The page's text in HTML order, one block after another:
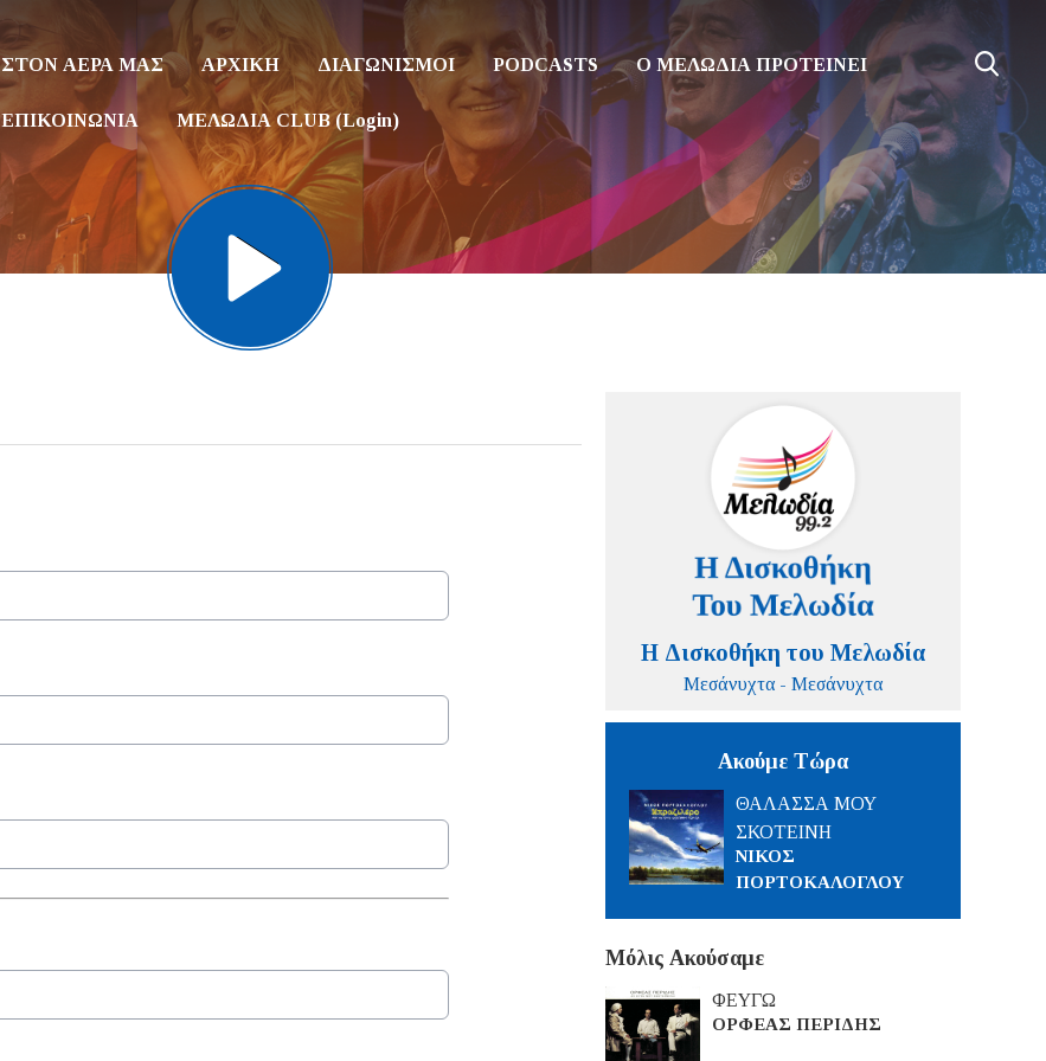
ΣΤΟΝ ΑΕΡΑ ΜΑΣ ΑΡΧΙΚΗ ΔΙΑΓΩΝΙΣΜΟΙ PODCASTS Ο ΜΕΛΩΔΙΑ ΠΡΟΤΕΙΝΕΙ
ΕΠΙΚΟΙΝΩΝΙΑ ΜΕΛΩΔΙΑ CLUB (Login)
Η Δισκοθήκη του Μελωδία
Μεσάνυχτα - Μεσάνυχτα
Ακούμε Τώρα
ΘΑΛΑΣΣΑ ΜΟΥ
ΣΚΟΤΕΙΝΗ
ΝΙΚΟΣ
ΠΟΡΤΟΚΑΛΟΓΛΟΥ
Μόλις Ακούσαμε
ΦΕΥΓΩ
ΟΡΦΕΑΣ ΠΕΡΙΔΗΣ